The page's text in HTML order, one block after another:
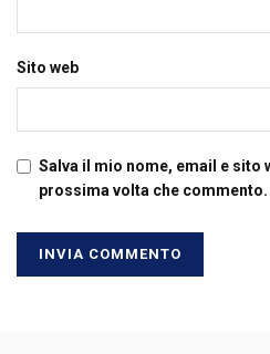
Sito web
Salva il mio nome, email e sito
prossima volta che commento.